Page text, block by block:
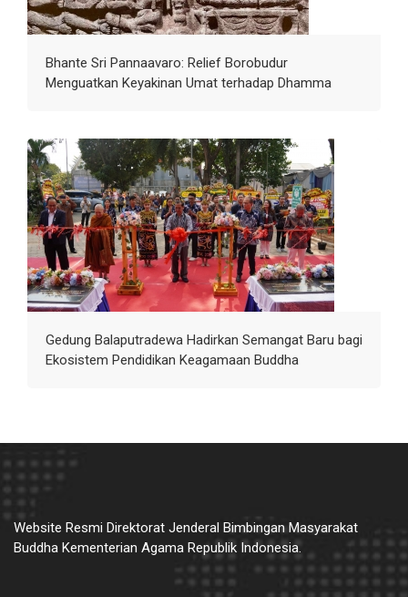
Bhante Sri Pannaavaro: Relief Borobudur
Menguatkan Keyakinan Umat terhadap Dhamma
Gedung Balaputradewa Hadirkan Semangat Baru bagi
Ekosistem Pendidikan Keagamaan Buddha
Website Resmi Direktorat Jenderal Bimbingan Masyarakat
Buddha Kementerian Agama Republik Indonesia.